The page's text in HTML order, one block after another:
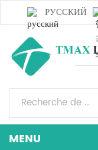
РУССКИЙ